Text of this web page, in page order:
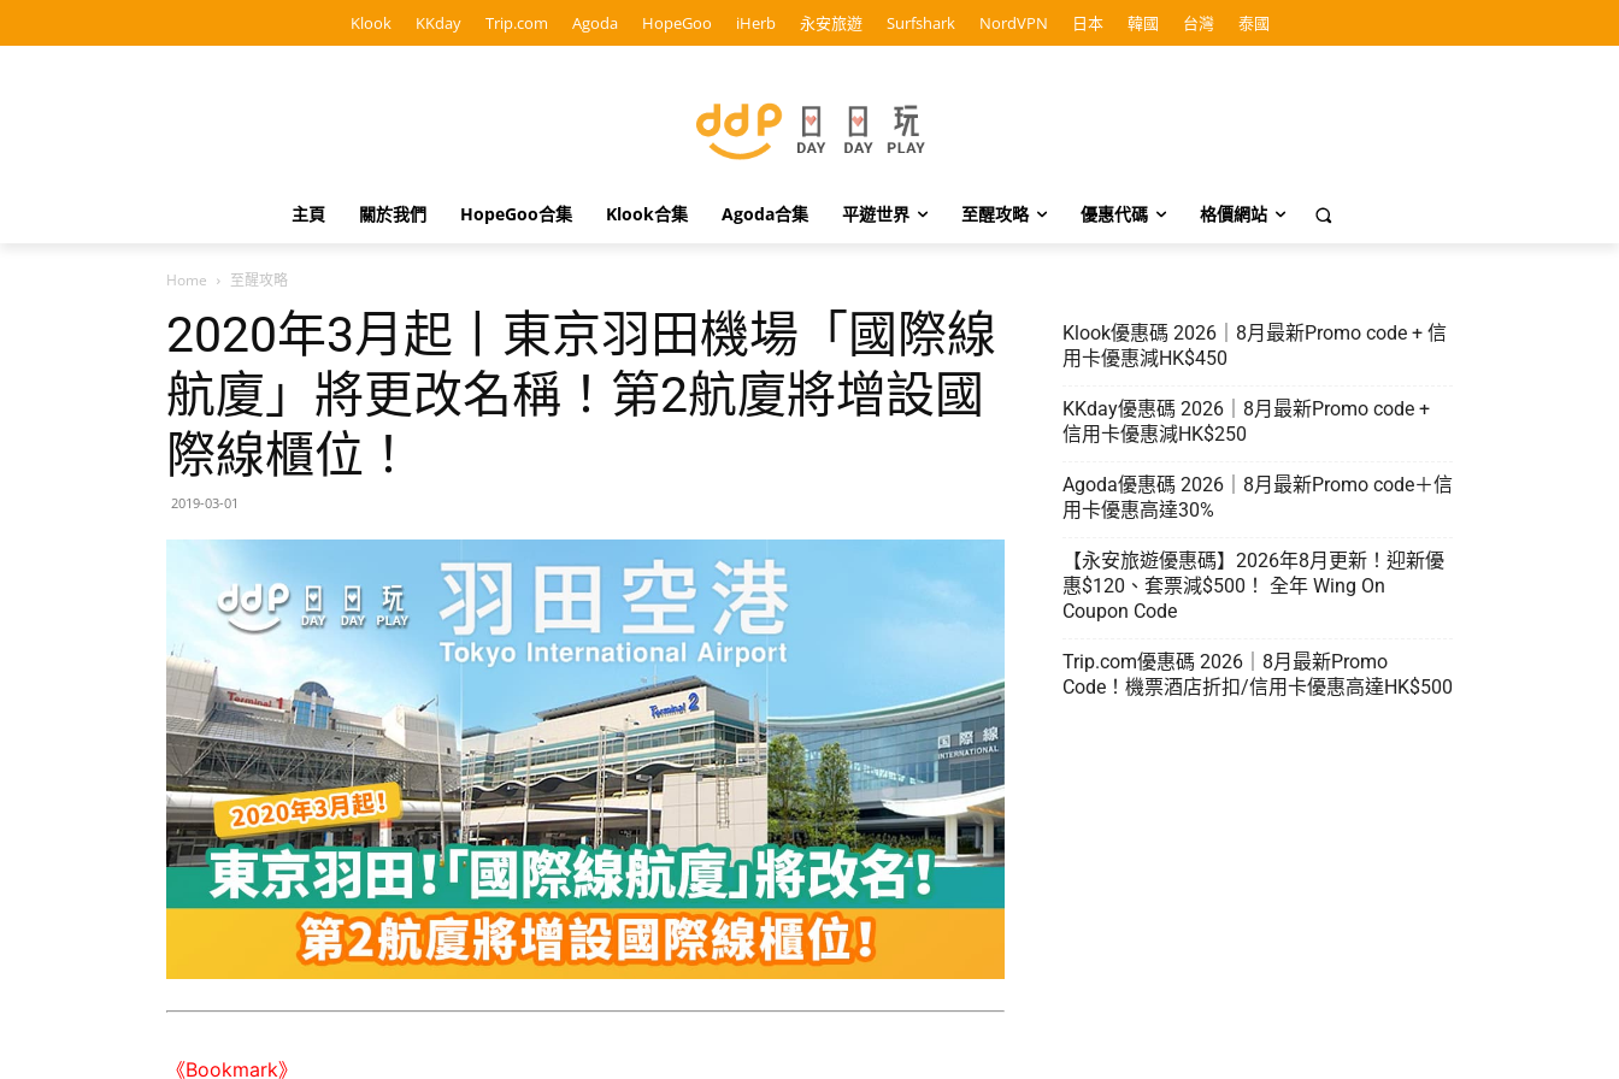
Klook KKday Trip.com Agoda HopeGoo iHerb 永安旅遊 Surfshark NordVPN 日本 韓國 台灣 泰國
主頁 關於我們 HopeGoo合集 Klook合集 Agoda合集 平遊世界 至醒攻略 優惠代碼 格價網站
Home 至醒攻略
2020年3月起丨東京羽田機場「國際線
航廈」將更改名稱！第2航廈將增設國
際線櫃位！
2019-03-01
《Bookmark》
Klook優惠碼 2026｜8月最新Promo code + 信
用卡優惠減HK$450
KKday優惠碼 2026｜8月最新Promo code +
信用卡優惠減HK$250
Agoda優惠碼 2026｜8月最新Promo code＋信
用卡優惠高達30%
【永安旅遊優惠碼】2026年8月更新！迎新優
惠$120、套票減$500！ 全年 Wing On
Coupon Code
Trip.com優惠碼 2026｜8月最新Promo
Code！機票酒店折扣/信用卡優惠高達HK$500